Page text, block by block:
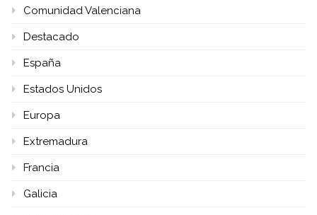
Comunidad Valenciana
Destacado
España
Estados Unidos
Europa
Extremadura
Francia
Galicia